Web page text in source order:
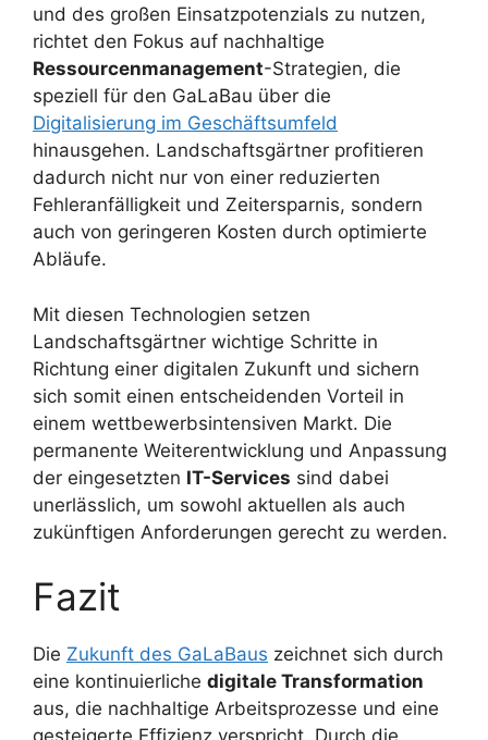
und des großen Einsatzpotenzials zu nutzen,
richtet den Fokus auf nachhaltige
Ressourcenmanagement-Strategien, die
speziell für den GaLaBau über die
Digitalisierung im Geschäftsumfeld
hinausgehen. Landschaftsgärtner profitieren
dadurch nicht nur von einer reduzierten
Fehleranfälligkeit und Zeitersparnis, sondern
auch von geringeren Kosten durch optimierte
Abläufe.
Mit diesen Technologien setzen
Landschaftsgärtner wichtige Schritte in
Richtung einer digitalen Zukunft und sichern
sich somit einen entscheidenden Vorteil in
einem wettbewerbsintensiven Markt. Die
permanente Weiterentwicklung und Anpassung
der eingesetzten IT-Services sind dabei
unerlässlich, um sowohl aktuellen als auch
zukünftigen Anforderungen gerecht zu werden.
Fazit
Die Zukunft des GaLaBaus zeichnet sich durch
eine kontinuierliche digitale Transformation
aus, die nachhaltige Arbeitsprozesse und eine